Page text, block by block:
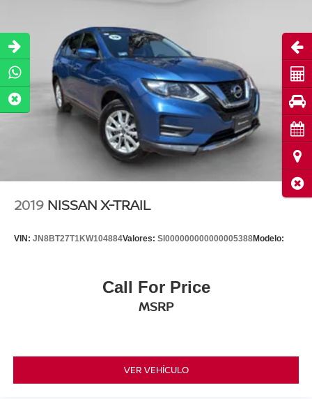
2019 NISSAN X-TRAIL
VIN: JN8BT27T1KW104884Valores: SI000000000000005388Modelo:
Call For Price
MSRP
VER VEHÍCULO